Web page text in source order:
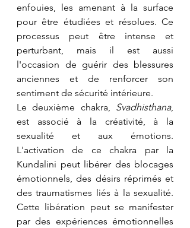
enfouies, les amenant à la surface
pour être étudiées et résolues. Ce
processus peut être intense et
perturbant, mais il est aussi
l'occasion de guérir des blessures
anciennes et de renforcer son
sentiment de sécurité intérieure.
Le deuxième chakra, Svadhisthana,
est associé à la créativité, à la
sexualité et aux émotions.
L'activation de ce chakra par la
Kundalini peut libérer des blocages
émotionnels, des désirs réprimés et
des traumatismes liés à la sexualité.
Cette libération peut se manifester
par des expériences émotionnelles